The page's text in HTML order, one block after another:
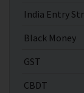
India Entry
Black Money
GST
CBDT